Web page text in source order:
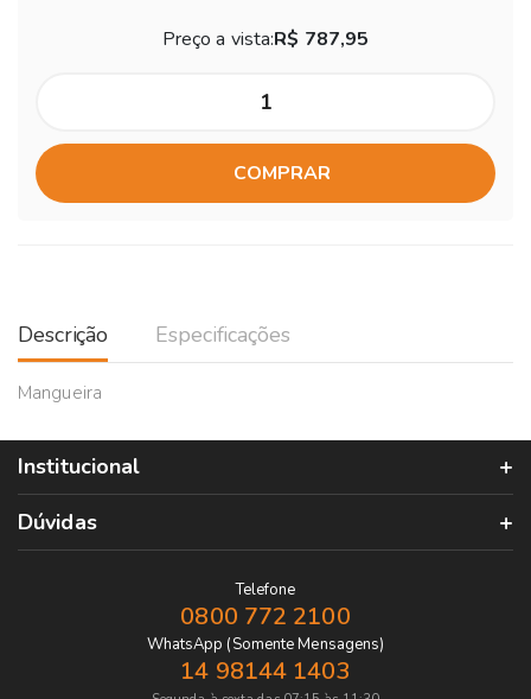
Preço a vista:R$ 787,95
COMPRAR
Descrição Especificações
Mangueira
Institucional
Dúvidas
Telefone
0800 772 2100
WhatsApp (Somente Mensagens)
14 98144 1403